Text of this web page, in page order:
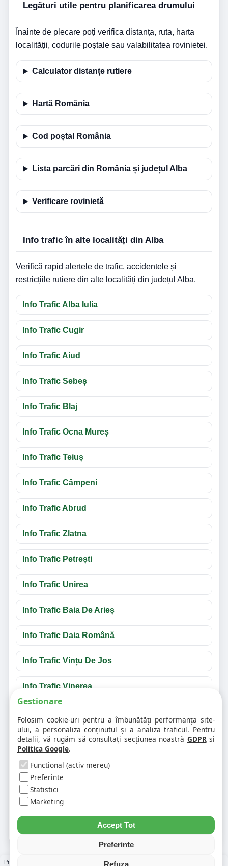
Legături utile pentru planificarea drumului
Înainte de plecare poți verifica distanța, ruta, harta
localității, codurile poștale sau valabilitatea rovinietei.
Calculator distanțe rutiere
Hartă România
Cod poștal România
Lista parcări din România și județul Alba
Verificare rovinietă
Info trafic în alte localități din Alba
Verifică rapid alertele de trafic, accidentele și
restricțiile rutiere din alte localități din județul Alba.
Info Trafic Alba Iulia
Info Trafic Cugir
Info Trafic Aiud
Info Trafic Sebeș
Info Trafic Blaj
Info Trafic Ocna Mureș
Info Trafic Teiuș
Info Trafic Câmpeni
Info Trafic Abrud
Info Trafic Zlatna
Info Trafic Petrești
Info Trafic Unirea
Info Trafic Baia De Arieș
Info Trafic Daia Română
Info Trafic Vințu De Jos
Info Trafic Vinerea
Întrebări frecvente despre info trafic Alba
❓ Unde văd accidentele din Alba?
❓ Cum verific traficul pe un anumit drum?
❓ De ce apar unele evenimente în mai multe
Prin folosirea Chat-ului Privabon, intelegem ca esti de acord cu
Gestionare
Folosim cookie-uri pentru a îmbunătăți performanța site-
ului, a personaliza conținutul și a analiza traficul. Pentru
detalii, vă rugăm să consultați secțiunea noastră GDPRsi
Politica Google.
Functional (activ mereu)
Preferinte
Statistici
Marketing
Accept Tot
Preferinte
Refuza